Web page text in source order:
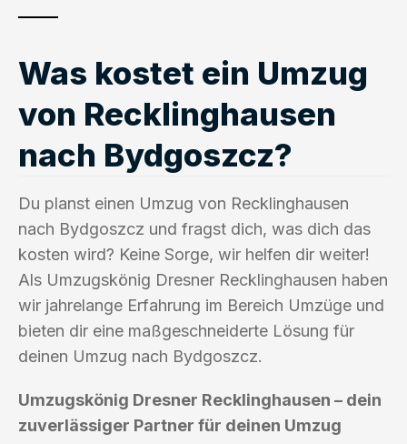
Was kostet ein Umzug
von Recklinghausen
nach Bydgoszcz?
Du planst einen Umzug von Recklinghausen
nach Bydgoszcz und fragst dich, was dich das
kosten wird? Keine Sorge, wir helfen dir weiter!
Als Umzugskönig Dresner Recklinghausen haben
wir jahrelange Erfahrung im Bereich Umzüge und
bieten dir eine maßgeschneiderte Lösung für
deinen Umzug nach Bydgoszcz.
Umzugskönig Dresner Recklinghausen – dein
zuverlässiger Partner für deinen Umzug